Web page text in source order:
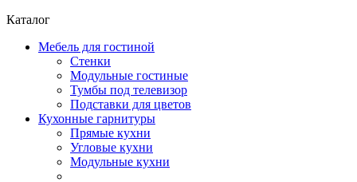
Каталог
Мебель для гостиной
Стенки
Модульные гостиные
Тумбы под телевизор
Подставки для цветов
Кухонные гарнитуры
Прямые кухни
Угловые кухни
Модульные кухни